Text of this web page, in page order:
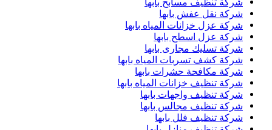
شركة نقل عفش بابها
شركة عزل خزانات المياه بابها
شركة عزل اسطح بابها
شركة تسليك مجارى بابها
شركة كشف تسربات المياه بابها
شركة مكافحة حشرات بابها
شركة تنظيف خزانات المياه بابها
شركة تنظيف واجهات بابها
شركة تنظيف مجالس بابها
شركة تنظيف فلل بابها